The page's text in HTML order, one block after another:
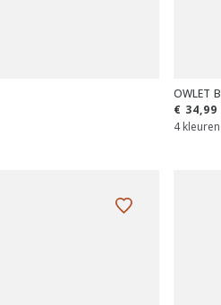
OWLET
€ 34,99
4 kleuren